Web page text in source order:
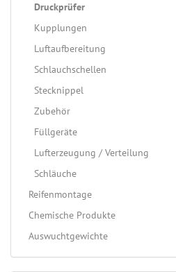
Druckprüfer
Kupplungen
Luftaufbereitung
Schlauchschellen
Stecknippel
Zubehör
Füllgeräte
Lufterzeugung / Verteilung
Schläuche
Reifenmontage
Chemische Produkte
Auswuchtgewichte